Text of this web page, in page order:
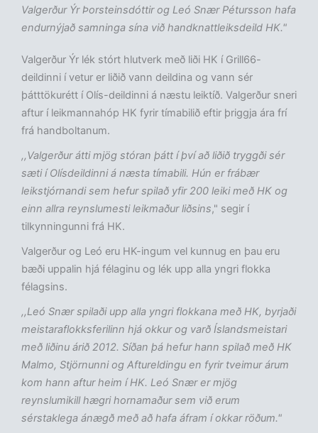
Valgerður Ýr Þorsteinsdóttir og Leó Snær Pétursson hafa
endurnýjað samninga sína við handknattleiksdeild HK."
Valgerður Ýr lék stórt hlutverk með liði HK í Grill66-
deildinni í vetur er liðið vann deildina og vann sér
þátttökurétt í Olís-deildinni á næstu leiktíð. Valgerður sneri
aftur í leikmannahóp HK fyrir tímabilið eftir þriggja ára frí
frá handboltanum.
,,Valgerður átti mjög stóran þátt í því að liðið tryggði sér
sæti í Olísdeildinni á næsta tímabili. Hún er frábær
leikstjórnandi sem hefur spilað yfir 200 leiki með HK og
einn allra reynslumesti leikmaður liðsins," segir í
tilkynningunni frá HK.
Valgerður og Leó eru HK-ingum vel kunnug en þau eru
bæði uppalin hjá félaginu og lék upp alla yngri flokka
félagsins.
,,Leó Snær spilaði upp alla yngri flokkana með HK, byrjaði
meistaraflokksferilinn hjá okkur og varð Íslandsmeistari
með liðinu árið 2012. Síðan þá hefur hann spilað með HK
Malmo, Stjörnunni og Aftureldingu en fyrir tveimur árum
kom hann aftur heim í HK. Leó Snær er mjög
reynslumikill hægri hornamaður sem við erum
sérstaklega ánægð með að hafa áfram í okkar röðum."